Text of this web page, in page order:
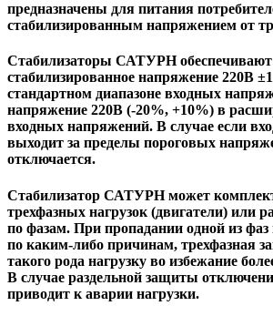
предназначены для питания
стабилизированным напряжением от
Стабилизаторы САТУРН обеспечивают
стабилизированное напряжение 220В
стандартном диапазоне входных
напряжение 220В (-20%, +10%) в
входных напряжений. В случае если
выходит за пределы пороговых
отключается.
Стабилизатор САТУРН может
трехфазных нагрузок (двигатели) или
по фазам. При пропадании одной из фаз
по каким-либо причинам, трехфазная
такого рода нагрузку во избежание
В случае раздельной защиты
приводит к аварии нагрузки.